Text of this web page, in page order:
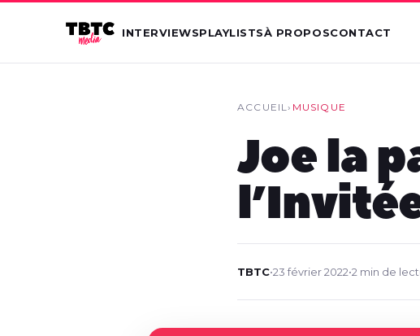
INTERVIEWSPLAYLISTSÀ PROPOSCONTACT
ACCUEIL› MUSIQUE
Joe la
TBTC•23 février 2022•2 min de